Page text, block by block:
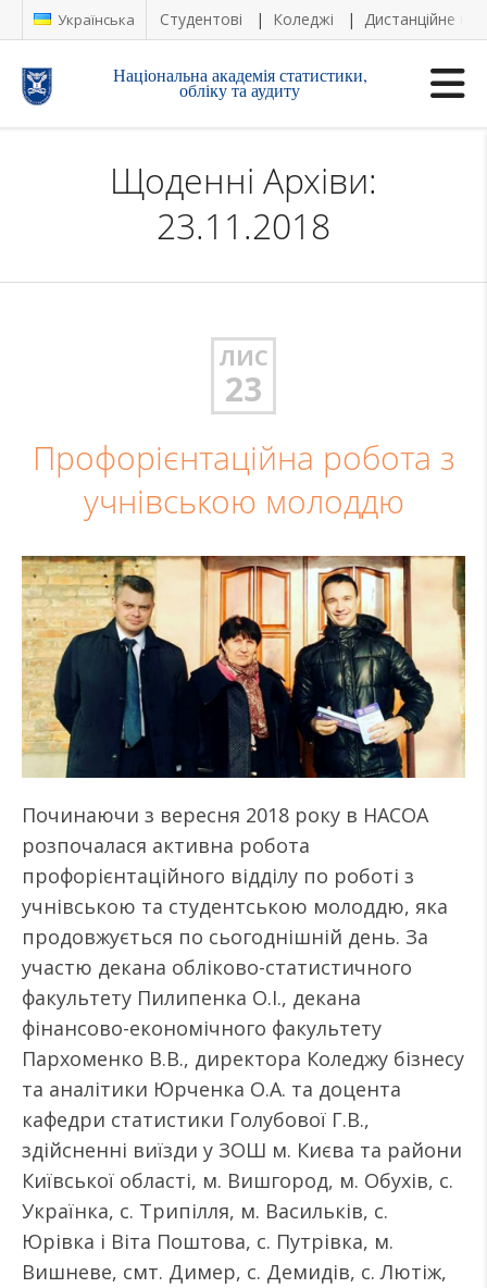
Українська Студентові Коледжі Дистанційне
Національна академія статистики,
обліку та аудиту
Щоденні Архіви:
23.11.2018
ЛИС
23
Профорієнтаційна робота з
учнівською молоддю
Починаючи з вересня 2018 року в НАСОА
розпочалася активна робота
профорієнтаційного відділу по роботі з
учнівською та студентською молоддю, яка
продовжується по сьогоднішній день. За
участю декана обліково-статистичного
факультету Пилипенка О.І., декана
фінансово-економічного факультету
Пархоменко В.В., директора Коледжу бізнесу
та аналітики Юрченка О.А. та доцента
кафедри статистики Голубової Г.В.,
здійсненні виїзди у ЗОШ м. Києва та райони
Київської області, м. Вишгород, м. Обухів, с.
Українка, с. Трипілля, м. Васильків, с.
Юрівка і Віта Поштова, с. Путрівка, м.
Вишневе, смт. Димер, с. Демидів, с. Лютіж,